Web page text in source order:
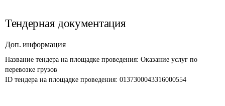
Тендерная документация
Доп. информация
Название тендера на площадке проведения: Оказание услуг по
перевозке грузов
ID тендера на площадке проведения: 0137300043316000554